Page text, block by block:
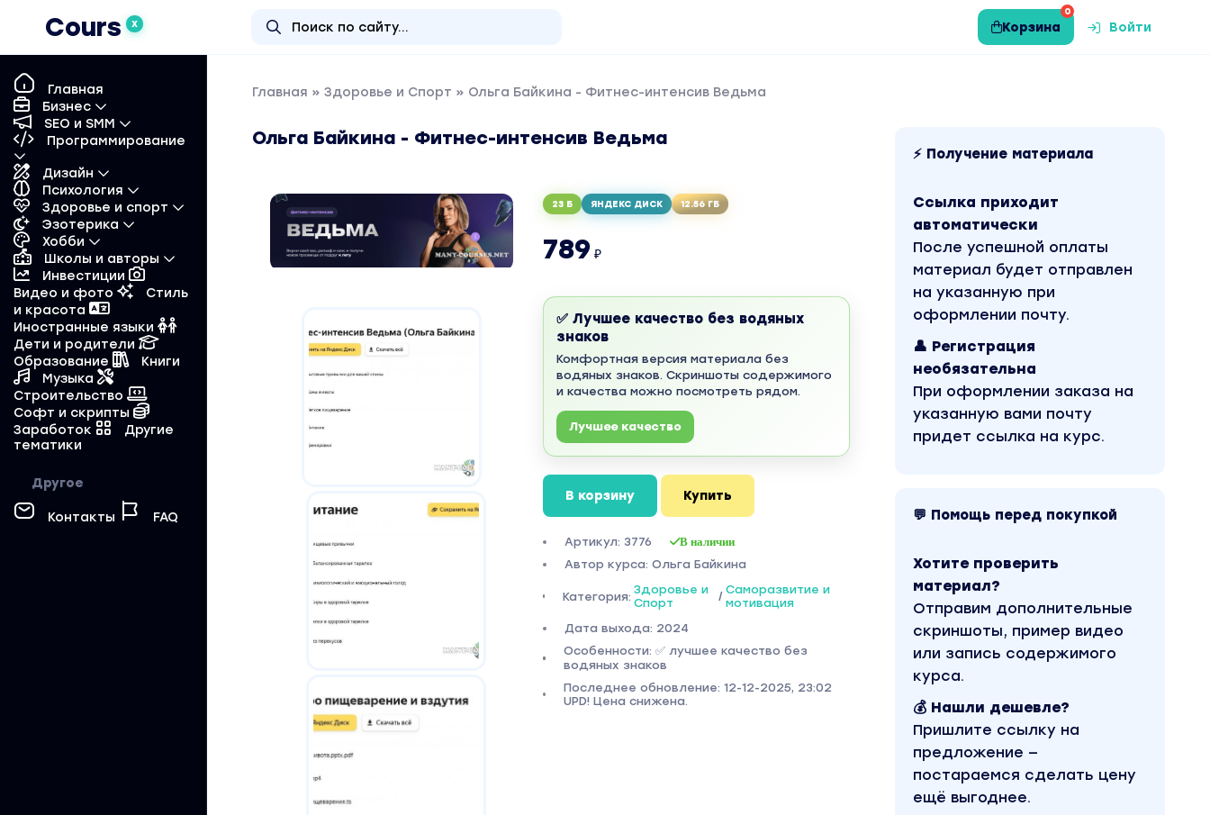
Cours X
0
Корзина Войти
Главная
Бизнес
SEO и SMM
Программирование
Дизайн
Психология
Здоровье и спорт
Эзотерика
Хобби
Школы и авторы
Инвестиции
Видео и фото
Стиль
и красота
Иностранные языки
Дети и родители
Образование
Книги
Музыка
Строительство
Софт и скрипты
Заработок
Другие
тематики
Другое
Контакты FAQ
Главная » Здоровье и Спорт » Ольга Байкина - Фитнес-интенсив Ведьма
Ольга Байкина - Фитнес-интенсив Ведьма
23 Б ЯНДЕКС ДИСК 12.56 ГБ
789 ₽
✅ Лучшее качество без водяных
знаков
Комфортная версия материала без
водяных знаков. Скриншоты содержимого
и качества можно посмотреть рядом.
Лучшее качество
В корзину Купить
Артикул: 3776 В наличии
Автор курса: Ольга Байкина
Категория: Здоровье и
Спорт
/ Саморазвитие и
мотивация
Дата выхода: 2024
Особенности: ✅ лучшее качество без
водяных знаков
Последнее обновление: 12-12-2025, 23:02
UPD! Цена снижена.
⚡ Получение материала
Ссылка приходит
автоматически
После успешной оплаты
материал будет отправлен
на указанную при
оформлении почту.
👤 Регистрация
необязательна
При оформлении заказа на
указанную вами почту
придет ссылка на курс.
💬 Помощь перед покупкой
Хотите проверить
материал?
Отправим дополнительные
скриншоты, пример видео
или запись содержимого
курса.
💰 Нашли дешевле?
Пришлите ссылку на
предложение —
постараемся сделать цену
ещё выгоднее.